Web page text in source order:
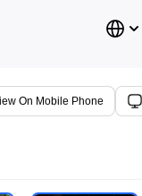
On Mobile Phone